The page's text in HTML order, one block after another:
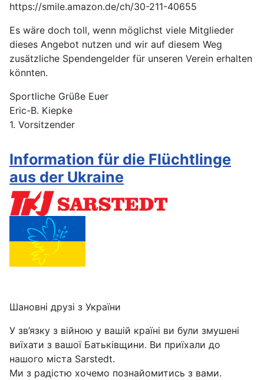
https://smile.amazon.de/ch/30-211-40655
Es wäre doch toll, wenn möglichst viele Mitglieder
dieses Angebot nutzen und wir auf diesem Weg
zusätzliche Spendengelder für unseren Verein erhalten
könnten.
Sportliche Grüße Euer
Eric-B. Kiepke
1. Vorsitzender
Information für die Flüchtlinge
aus der Ukraine
Шановні друзі з України
У зв’язку з війною у вашій країні ви були змушені
виїхати з вашої Батьківщини. Ви приїхали до
нашого міста Sarstedt.
Ми з радістю хочемо познайомитись з вами.